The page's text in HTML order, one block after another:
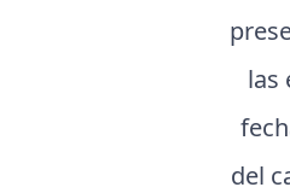
las
del